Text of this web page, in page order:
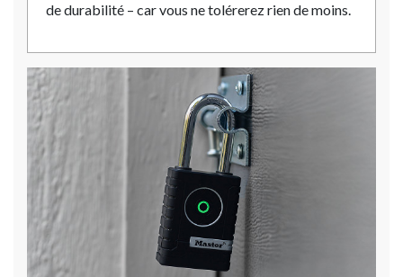
de durabilité – car vous ne tolérerez rien de moins.